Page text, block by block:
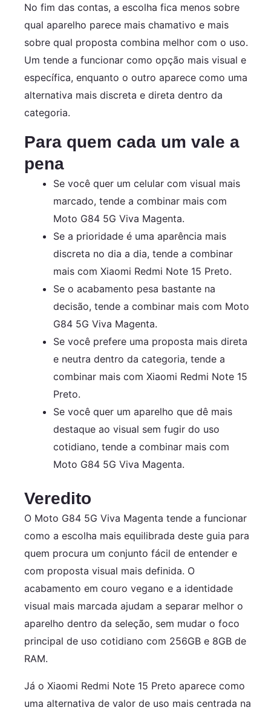
No fim das contas, a escolha fica menos sobre
qual aparelho parece mais chamativo e mais
sobre qual proposta combina melhor com o uso.
Um tende a funcionar como opção mais visual e
específica, enquanto o outro aparece como uma
alternativa mais discreta e direta dentro da
categoria.
Para quem cada um vale a
pena
Se você quer um celular com visual mais
marcado, tende a combinar mais com
Moto G84 5G Viva Magenta.
Se a prioridade é uma aparência mais
discreta no dia a dia, tende a combinar
mais com Xiaomi Redmi Note 15 Preto.
Se o acabamento pesa bastante na
decisão, tende a combinar mais com Moto
G84 5G Viva Magenta.
Se você prefere uma proposta mais direta
e neutra dentro da categoria, tende a
combinar mais com Xiaomi Redmi Note 15
Preto.
Se você quer um aparelho que dê mais
destaque ao visual sem fugir do uso
cotidiano, tende a combinar mais com
Moto G84 5G Viva Magenta.
Veredito
O Moto G84 5G Viva Magenta tende a funcionar
como a escolha mais equilibrada deste guia para
quem procura um conjunto fácil de entender e
com proposta visual mais definida. O
acabamento em couro vegano e a identidade
visual mais marcada ajudam a separar melhor o
aparelho dentro da seleção, sem mudar o foco
principal de uso cotidiano com 256GB e 8GB de
RAM.
Já o Xiaomi Redmi Note 15 Preto aparece como
uma alternativa de valor de uso mais centrada na